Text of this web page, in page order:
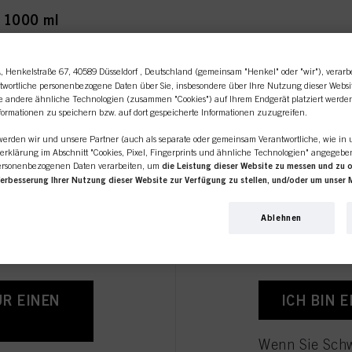
ml
30 ml
1000 ml
Shop richtet sich
Friseursalons / -unternehmen.
EINEN
ICH BIN
Wenn Sie
, Henkelstraße 67, 40589 Düsseldorf , Deutschland (gemeinsam "Henkel" oder "wir"),
personenbezogene Daten über Sie, insbesondere über Ihre Nutzung dieser
andere ähnliche Technologien (zusammen "Cookies") auf Ihrem Endgerät platziert
zu speichern bzw. auf dort gespeicherte Informationen zuzugreifen.
wir und unsere Partner (auch als separate oder gemeinsam Verantwortliche, wie in
im Abschnitt "Cookies, Pixel, Fingerprints und ähnliche Technologien"
Daten verarbeiten, um die Leistung dieser Website zu messen und zu
Ihrer Nutzung dieser Website zur Verfügung zu stellen, und/oder um unser
pflegen und individuelle Profile über Sie erstellen, die mit Daten angereichert
Verarbeitung Ihrer Daten finden Sie in unserer in der Fußzeile verlinkten
Website in den "Cookie-Einstellungen" deaktivieren, zu denen sich in der Fußzeile
dieser Website verwendeten Cookies, insbesondere zu deren Speicherdauer, finden Sie
Ablehnen